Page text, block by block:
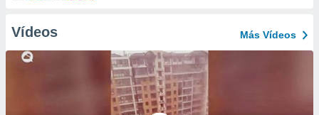
Vídeos Más Vídeos